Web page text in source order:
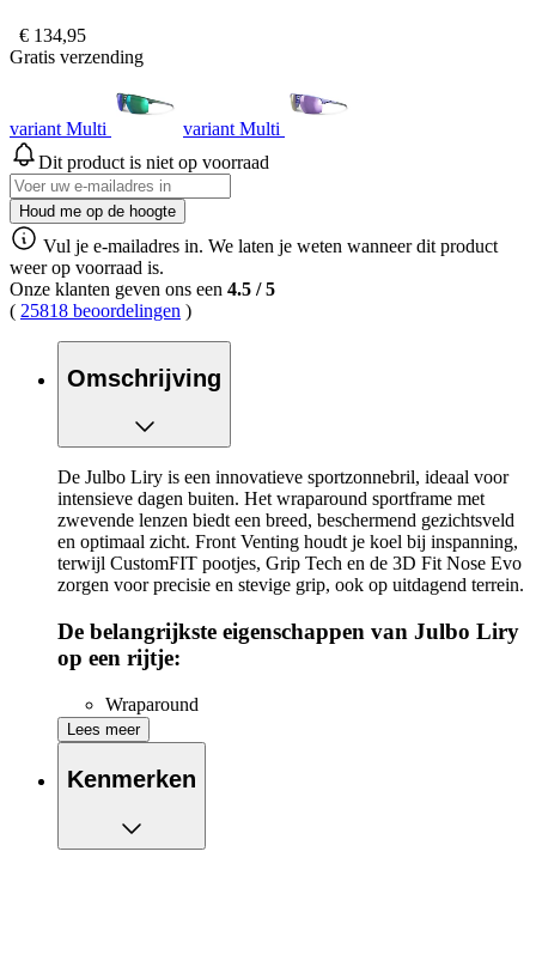
€ 134,95
Gratis verzending
variant Multi
variant Multi
Dit product is niet op voorraad
Houd me op de hoogte
Vul je e-mailadres in. We laten je weten wanneer dit product
weer op voorraad is.
Onze klanten geven ons een 4.5 /5
( 25818 beoordelingen )
Omschrijving
De Julbo Liry is een innovatieve sportzonnebril, ideaal voor
intensieve dagen buiten. Het wraparound sportframe met
zwevende lenzen biedt een breed, beschermend gezichtsveld
en optimaal zicht. Front Venting houdt je koel bij inspanning,
terwijl CustomFIT pootjes, Grip Tech en de 3D Fit Nose Evo
zorgen voor precisie en stevige grip, ook op uitdagend terrein.
De belangrijkste eigenschappen van Julbo Liry
op een rijtje:
Wraparound
Breed zichtveld
Frontventilatie
CustomFIT pootjes
Grip Tech pootjes
Low bridge fit
Metal+ scharnier
Lees meer
Kenmerken